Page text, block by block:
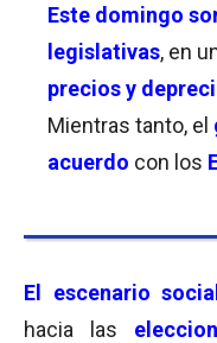
Este domingo
legislativas, en
precios y
Mientras tanto, el
acuerdo con los
El escenario social
hacia las